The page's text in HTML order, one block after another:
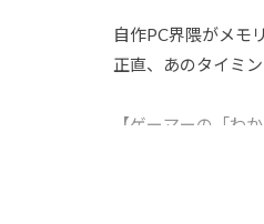
自作PC界隈がメモ
正直、あのタイミ
【ゲーマーの「わ
が絶妙です。メモ